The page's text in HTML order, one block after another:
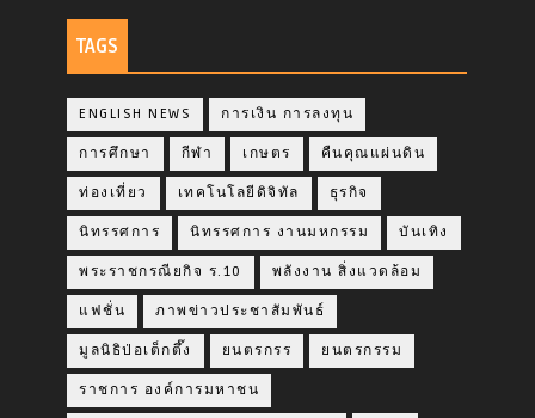
TAGS
ENGLISH NEWS การเงิน การลงทุน
การศึกษา กีฬา เกษตร คืนคุณแผ่นดิน
ท่องเที่ยว เทคโนโลยีดิจิทัล ธุรกิจ
นิทรรศการ นิทรรศการ งานมหกรรม บันเทิง
พระราชกรณียกิจ ร.10 พลังงาน สิ่งแวดล้อม
แฟชั่น ภาพข่าวประชาสัมพันธ์
มูลนิธิป่อเต็กตึ๊ง ยนตรกรร ยนตรกรรม
ราชการ องค์การมหาชน